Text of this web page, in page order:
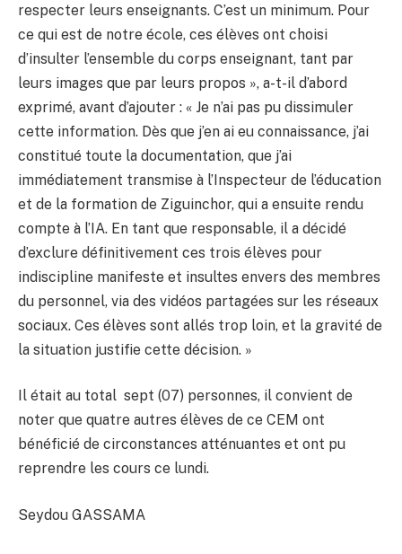
respecter leurs enseignants. C’est un minimum. Pour
ce qui est de notre école, ces élèves ont choisi
d’insulter l’ensemble du corps enseignant, tant par
leurs images que par leurs propos », a-t-il d’abord
exprimé, avant d’ajouter : « Je n’ai pas pu dissimuler
cette information. Dès que j’en ai eu connaissance, j’ai
constitué toute la documentation, que j’ai
immédiatement transmise à l’Inspecteur de l’éducation
et de la formation de Ziguinchor, qui a ensuite rendu
compte à l’IA. En tant que responsable, il a décidé
d’exclure définitivement ces trois élèves pour
indiscipline manifeste et insultes envers des membres
du personnel, via des vidéos partagées sur les réseaux
sociaux. Ces élèves sont allés trop loin, et la gravité de
la situation justifie cette décision. »
Il était au total sept (07) personnes, il convient de
noter que quatre autres élèves de ce CEM ont
bénéficié de circonstances atténuantes et ont pu
reprendre les cours ce lundi.
Seydou GASSAMA